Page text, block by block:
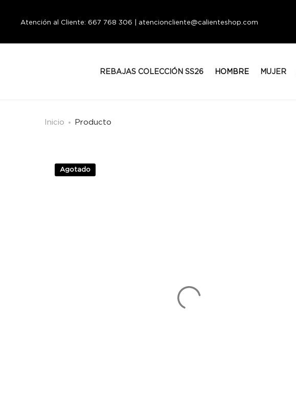
Atención al Cliente: 667 768 306 | atencioncliente@calienteshop.com
REBAJAS COLECCIÓN SS26 HOMBRE MUJER
Inicio Producto
Agotado